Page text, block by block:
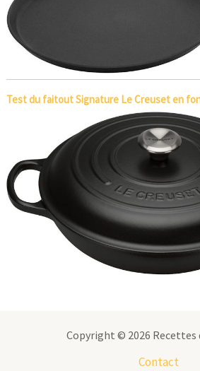
Test du faitout Signature Le Creuset en
Copyright © 2026 Recettes
Contact